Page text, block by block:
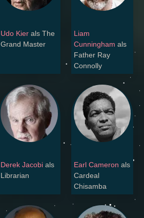
Udo Kier als The
Grand Master
Liam
Cunningham als
Father Ray
Connolly
Derek Jacobi als
Librarian
Earl Cameron als
Cardeal
Chisamba